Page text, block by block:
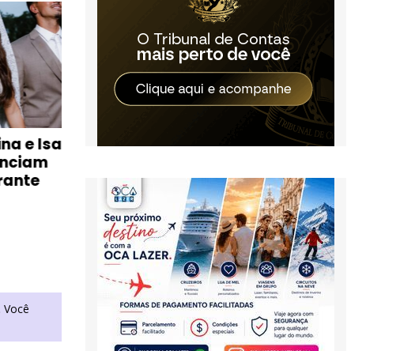
Nattan posta momento
Vini Jr. se
. Você